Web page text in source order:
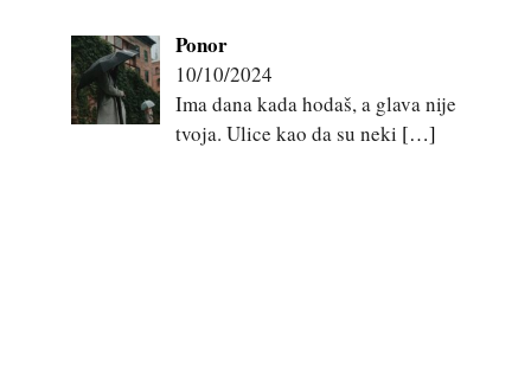
Ponor
10/10/2024
Ima dana kada hodaš, a glava nije
tvoja. Ulice kao da su neki […]